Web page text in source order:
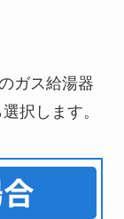
ガス給湯器
択します。